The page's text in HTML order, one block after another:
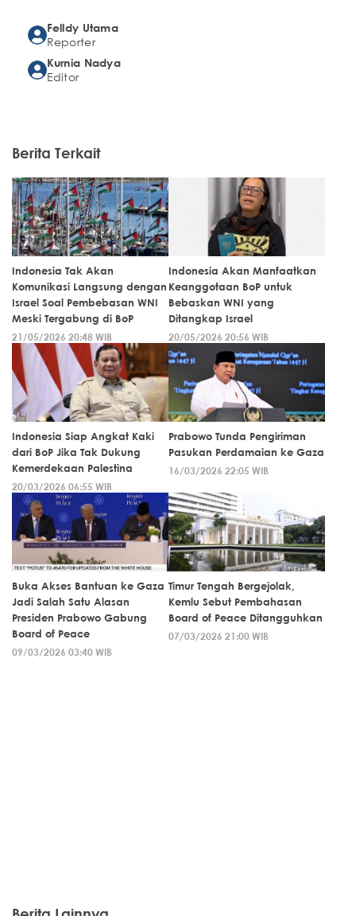
Felldy Utama
Reporter
Kurnia Nadya
Editor
Berita Terkait
Indonesia Tak Akan
Komunikasi Langsung dengan
Israel Soal Pembebasan WNI
Meski Tergabung di BoP
21/05/2026 20:48 WIB
Indonesia Akan Manfaatkan
Keanggotaan BoP untuk
Bebaskan WNI yang
Ditangkap Israel
20/05/2026 20:56 WIB
Indonesia Siap Angkat Kaki
dari BoP Jika Tak Dukung
Kemerdekaan Palestina
20/03/2026 06:55 WIB
Prabowo Tunda Pengiriman
Pasukan Perdamaian ke Gaza
16/03/2026 22:05 WIB
Buka Akses Bantuan ke Gaza
Jadi Salah Satu Alasan
Presiden Prabowo Gabung
Board of Peace
09/03/2026 03:40 WIB
Timur Tengah Bergejolak,
Kemlu Sebut Pembahasan
Board of Peace Ditangguhkan
07/03/2026 21:00 WIB